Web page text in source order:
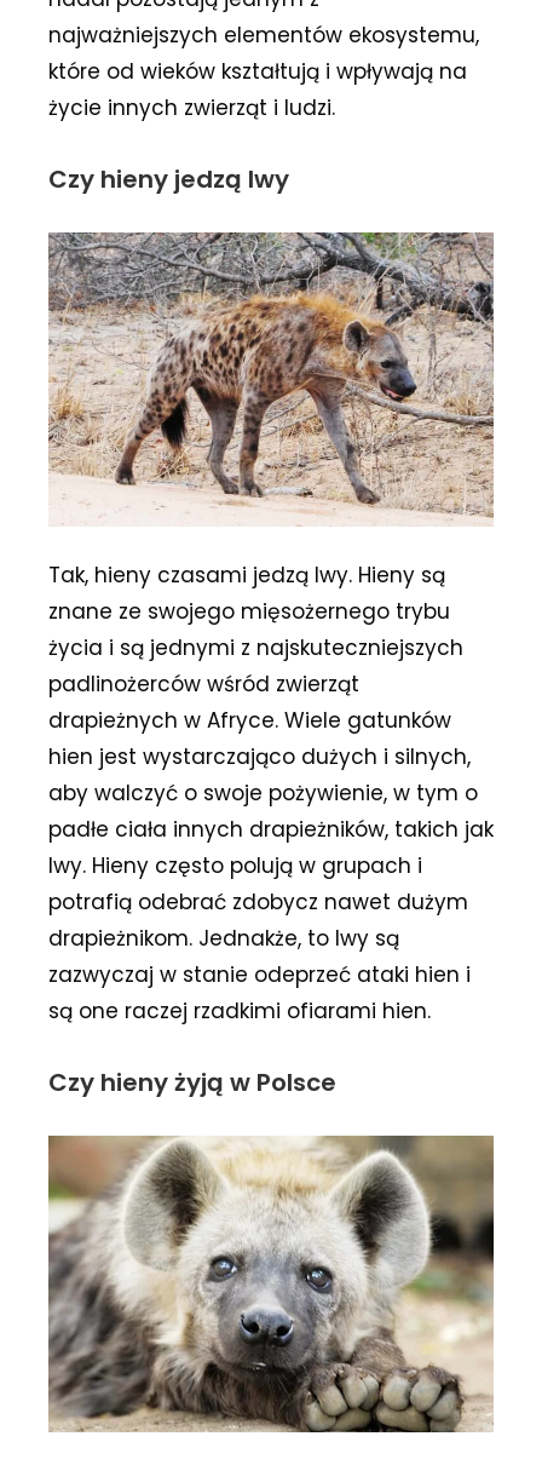
najważniejszych elementów ekosystemu,
które od wieków kształtują i wpływają na
życie innych zwierząt i ludzi.
Czy hieny jedzą lwy
Tak, hieny czasami jedzą lwy. Hieny są
znane ze swojego mięsożernego trybu
życia i są jednymi z najskuteczniejszych
padlinożerców wśród zwierząt
drapieżnych w Afryce. Wiele gatunków
hien jest wystarczająco dużych i silnych,
aby walczyć o swoje pożywienie, w tym o
padłe ciała innych drapieżników, takich jak
lwy. Hieny często polują w grupach i
potrafią odebrać zdobycz nawet dużym
drapieżnikom. Jednakże, to lwy są
zazwyczaj w stanie odeprzeć ataki hien i
są one raczej rzadkimi ofiarami hien.
Czy hieny żyją w Polsce